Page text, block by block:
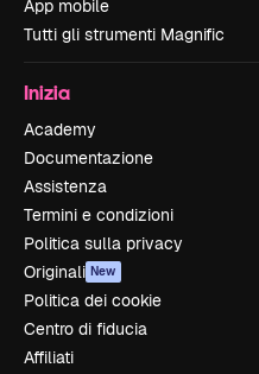
App mobile
Tutti gli strumenti Magnific
Inizia
Academy
Documentazione
Assistenza
Termini e condizioni
Politica sulla privacy
Originali New
Politica dei cookie
Centro di fiducia
Affiliati